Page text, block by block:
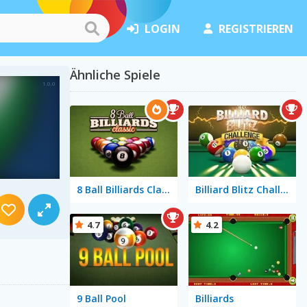
LOGIN REGISTRIEREN
Ähnliche Spiele
8 Ball Billiards Classic Billiard Blitz Challenge
9 Ball Pool
4.7
Billiards
4.2